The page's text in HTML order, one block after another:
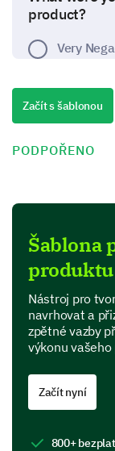
product?
Very
Positive
What
product in
Začít s šablonou
PODPOŘENO
Šablona
Nástroj pro
navrhovat a
zpětné vazby
výkonu
Začít nyní
800+